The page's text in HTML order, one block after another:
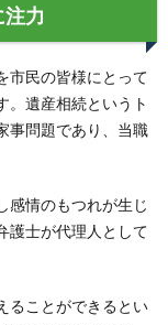
力
市民の皆様にとって
。遺産相続というト
事問題であり、当職
感情のもつれが生じ
護士が代理人として
ることができるとい